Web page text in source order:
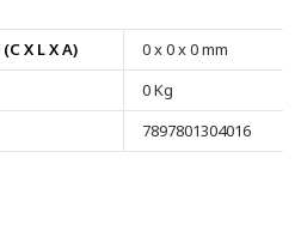
X L X A)
0 x 0 x 0 mm
0 Kg
7897801304016